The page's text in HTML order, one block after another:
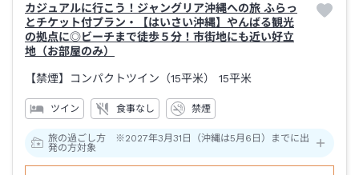
カジュアルに行こう！ジャングリア沖縄への旅 ふらっ
とチケット付プラン・【はいさい沖縄】やんばる観光
の拠点に◎ビーチまで徒歩５分！市街地にも近い好立
地（お部屋のみ）
【禁煙】コンパクトツイン（15平米） 15平米
ツイン 食事なし 禁煙
旅の過ごし方 ※2027年3月31日（沖縄は5月6日）までに出
発の方対象